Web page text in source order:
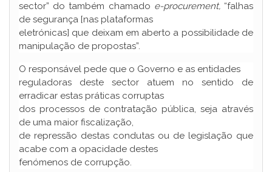
sector” do também chamado e-procurement,“falhas
de segurança [nas plataformas
eletrónicas] que deixam em aberto a possibilidade de
manipulação de propostas”.
O responsável pede que o Governo e as entidades
reguladoras deste sector atuem no sentido de
erradicar estas práticas corruptas
dos processos de contratação pública, seja através
de uma maior fiscalização,
de repressão destas condutas ou de legislação que
acabe com a opacidade destes
fenómenos de corrupção.